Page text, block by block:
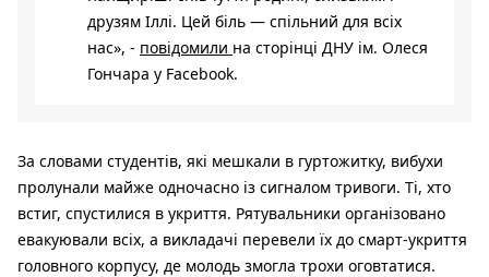
друзям Іллі. Цей біль — спільний для всіх
нас», - повідомили на сторінці ДНУ ім. Олеся
Гончара у Facebook.
За словами студентів, які мешкали в гуртожитку, вибухи
пролунали майже одночасно із сигналом тривоги. Ті, хто
встиг, спустилися в укриття. Рятувальники організовано
евакуювали всіх, а викладачі перевели їх до смарт-укриття
головного корпусу, де молодь змогла трохи оговтатися.